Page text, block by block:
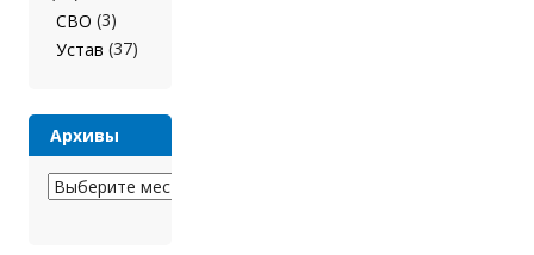
СВО (3)
Устав (37)
Архивы
Архивы